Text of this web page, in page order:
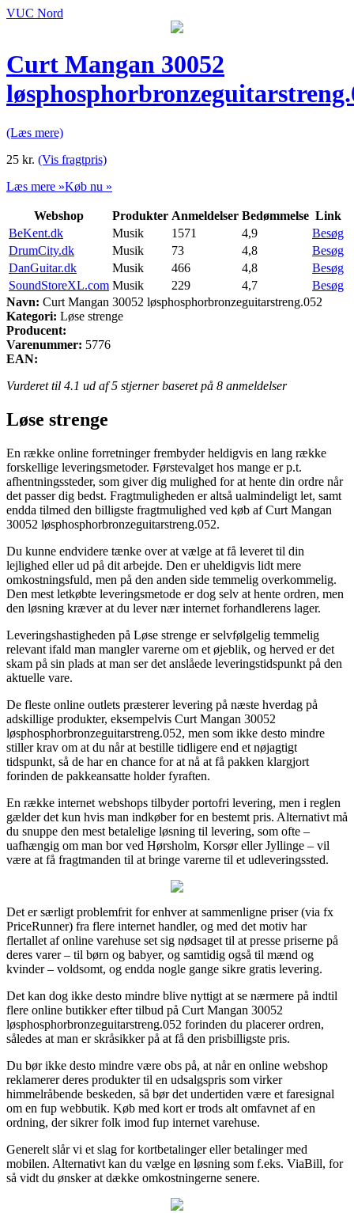
VUC Nord
Curt Mangan 30052
(Læs mere)
25 kr. (Vis fragtpris)
Læs mere »Køb nu »
Webshop Produkter Anmeldelser Bedømmelse Link
BeKent.dk
Musik 1571 4,9
Besøg
DrumCity.dk
Musik 73 4,8
Besøg
DanGuitar.dk
Musik 466 4,8
Besøg
SoundStoreXL.com Musik 229 4,7
Besøg
Navn: Curt Mangan 30052 løsphosphorbronzeguitarstreng.052
Kategori: Løse strenge
Producent:
Varenummer: 5776
EAN:
Vurderet til 4.1 ud af 5 stjerner baseret på 8 anmeldelser
Løse strenge
En række online forretninger frembyder heldigvis en lang række
forskellige leveringsmetoder. Førstevalget hos mange er p.t.
afhentningssteder, som giver dig mulighed for at hente din ordre når
det passer dig bedst. Fragtmuligheden er altså ualmindeligt let, samt
endda tilmed den billigste fragtmulighed ved køb af Curt Mangan
30052 løsphosphorbronzeguitarstreng.052.
Du kunne endvidere tænke over at vælge at få leveret til din
lejlighed eller ud på dit arbejde. Den er uheldigvis lidt mere
omkostningsfuld, men på den anden side temmelig overkommelig.
Den mest letkøbte leveringsmetode er dog selv at hente ordren, men
den løsning kræver at du lever nær internet forhandlerens lager.
Leveringshastigheden på Løse strenge er selvfølgelig temmelig
relevant ifald man mangler varerne om et øjeblik, og herved er det
skam på sin plads at man ser det anslåede leveringstidspunkt på den
aktuelle vare.
De fleste online outlets præsterer levering på næste hverdag på
adskillige produkter, eksempelvis Curt Mangan 30052
løsphosphorbronzeguitarstreng.052, men som ikke desto mindre
stiller krav om at du når at bestille tidligere end et nøjagtigt
tidspunkt, så de har en chance for at nå at få pakken klargjort
forinden de pakkeansatte holder fyraften.
En række internet webshops tilbyder portofri levering, men i reglen
gælder det kun hvis man indkøber for en bestemt pris. Alternativt må
du snuppe den mest betalelige løsning til levering, som ofte –
uafhængig om man bor ved Hørsholm, Korsør eller Jyllinge – vil
være at få fragtmanden til at bringe varerne til et udleveringssted.
Det er særligt problemfrit for enhver at sammenligne priser (via fx
PriceRunner) fra flere internet handler, og med det motiv har
flertallet af online varehuse set sig nødsaget til at presse priserne på
deres varer – til børn og babyer, og samtidig også til mænd og
kvinder – voldsomt, og endda nogle gange sikre gratis levering.
Det kan dog ikke desto mindre blive nyttigt at se nærmere på indtil
flere online butikker efter tilbud på Curt Mangan 30052
løsphosphorbronzeguitarstreng.052 forinden du placerer ordren,
således at man er skråsikker på at få den prisbilligste pris.
Du bør ikke desto mindre være obs på, at når en online webshop
reklamerer deres produkter til en udsalgspris som virker
himmelråbende beskeden, så bør det undertiden være et faresignal
om en fup webbutik. Køb med kort er trods alt omfavnet af en
ordning, der sikrer folk imod fup internet varehuse.
Generelt slår vi et slag for kortbetalinger eller betalinger med
mobilen. Alternativt kan du vælge en løsning som f.eks. ViaBill, for
så vidt du ønsker at dække omkostningerne senere.